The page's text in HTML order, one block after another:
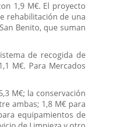
1,9 M€. El proyecto
rehabilitación de una
Benito, que suman
de recogida de
M€. Para Mercados
M€; la conservación
ambas; 1,8 M€ para
equipamientos de